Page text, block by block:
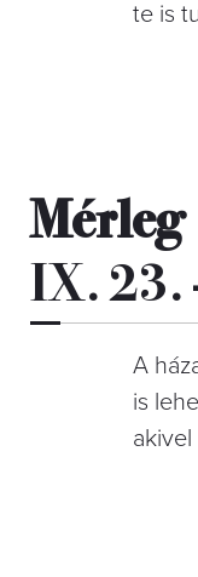
te is
Mérleg
IX. 23.
A
is
akivel